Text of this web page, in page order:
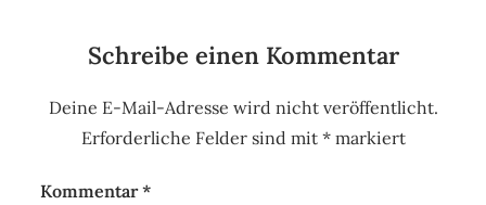
Schreibe einen Kommentar
Deine E-Mail-Adresse wird nicht veröffentlicht.
Erforderliche Felder sind mit *markiert
Kommentar*